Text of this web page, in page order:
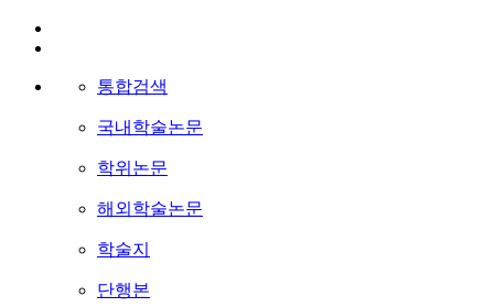
통합검색
국내학술논문
학위논문
해외학술논문
학술지
단행본